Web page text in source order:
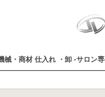
械・商材 仕入れ ・卸 -サロン